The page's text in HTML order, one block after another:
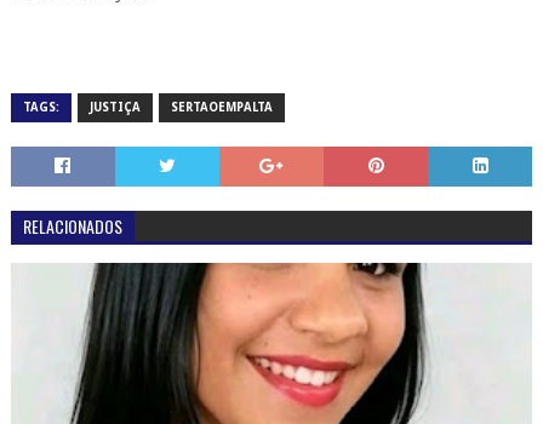
TAGS: JUSTIÇA SERTAOEMPALTA
RELACIONADOS